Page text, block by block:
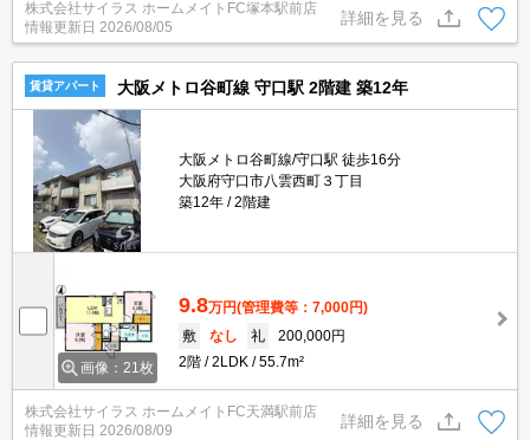
株式会社サイラス ホームメイトFC塚本駅前店
情報更新日 2026/08/05
詳細を見る
賃貸アパート 大阪メトロ谷町線 守口駅 2階建 築12年
大阪メトロ谷町線/守口駅 徒歩16分
大阪府守口市八雲西町３丁目
築12年
2階建
画像：21枚
9.8万円(管理費等：7,000円)
敷
なし 礼
200,000円
2階
2LDK 55.7m²
株式会社サイラス ホームメイトFC天満駅前店
情報更新日 2026/08/09
詳細を見る